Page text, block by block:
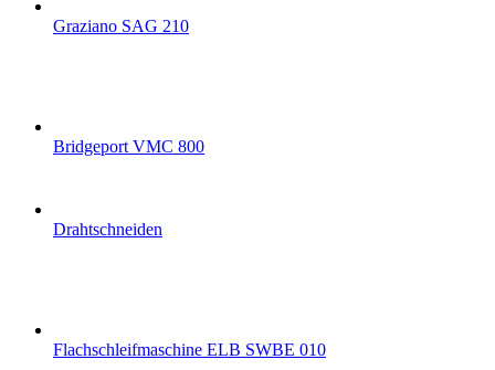
Graziano SAG 210
Bridgeport VMC 800
Drahtschneiden
Flachschleifmaschine ELB SWBE 010